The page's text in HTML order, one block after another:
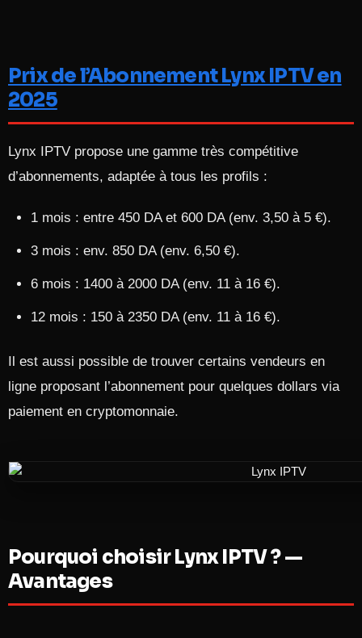
Prix de l’Abonnement Lynx IPTV en
2025
Lynx IPTV propose une gamme très compétitive
d’abonnements, adaptée à tous les profils :
1 mois : entre 450 DA et 600 DA (env. 3,50 à 5 €).​
3 mois : env. 850 DA (env. 6,50 €).​
6 mois : 1400 à 2000 DA (env. 11 à 16 €).​
12 mois : 150 à 2350 DA (env. 11 à 16 €).​
Il est aussi possible de trouver certains vendeurs en
ligne proposant l’abonnement pour quelques dollars via
paiement en cryptomonnaie.
Pourquoi choisir Lynx IPTV ? —
Avantages